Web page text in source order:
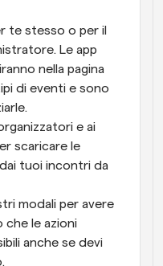
te stesso o per il
Le app
nella pagina
di eventi e sono
e ai
scaricare le
modali per avere
che le azioni
anche se devi